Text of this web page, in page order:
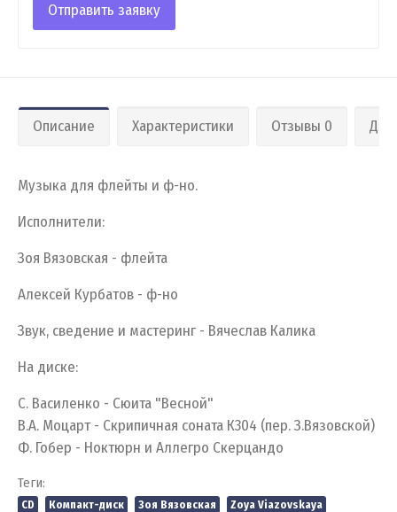
Отправить заявку
Описание Характеристики Отзывы 0
Музыка для флейты и ф-но.
Исполнители:
Зоя Вязовская - флейта
Алексей Курбатов - ф-но
Звук, сведение и мастеринг - Вячеслав Калика
На диске:
С. Василенко - Сюита "Весной"
В.А. Моцарт - Скрипичная соната К304 (пер. З.Вязовской)
Ф. Гобер - Ноктюрн и Аллегро Скерцандо
Теги:
CD Компакт-диск Зоя Вязовская Zoya Viazovskaya